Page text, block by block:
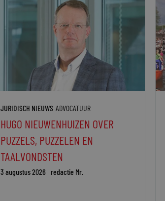
JURIDISCH NIEUWS ADVOCATUUR
HUGO NIEUWENHUIZEN OVER
PUZZELS, PUZZELEN EN
TAALVONDSTEN
3 augustus 2026 redactie Mr.